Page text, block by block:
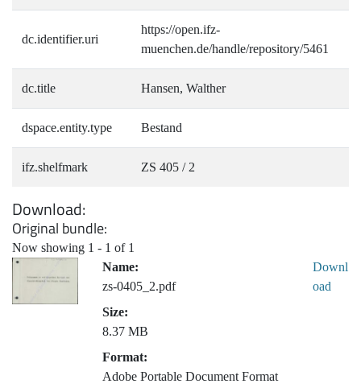
dc.identifier.uri
https://open.ifz-
muenchen.de/handle/repository/5461
dc.title Hansen, Walther
dspace.entity.type Bestand
ifz.shelfmark ZS 405 / 2
Download
Original bundle
Now showing 1 - 1 of 1
Name:
zs-0405_2.pdf
Size:
8.37 MB
Format:
Adobe Portable Document Format
Downl
oad